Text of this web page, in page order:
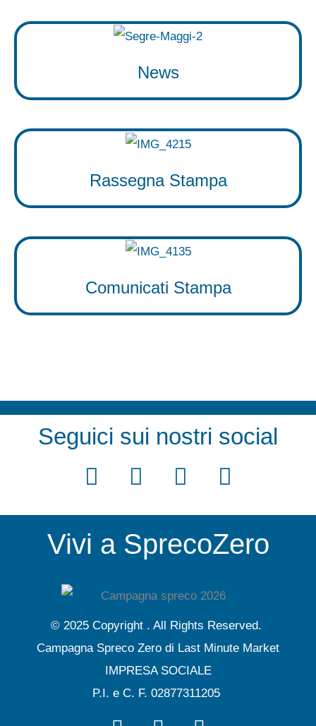
News
Rassegna Stampa
Comunicati Stampa
Seguici sui nostri social
F
c
e
o
o
k
T
i
t
e
r
Y
u
t
b
e
I
s
t
g
r
a
Vivi a SprecoZero
© 2025 Copyright . All Rights Reserved.
Campagna Spreco Zero di Last Minute Market
IMPRESA SOCIALE
P.I. e C. F. 02877311205